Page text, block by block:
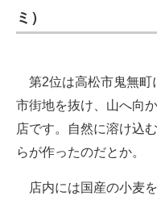
ミ）
第2位は高松市鬼無町
市街地を抜け、山へ向
店です。自然に溶け込
らが作ったのだとか。
店内には国産の小麦